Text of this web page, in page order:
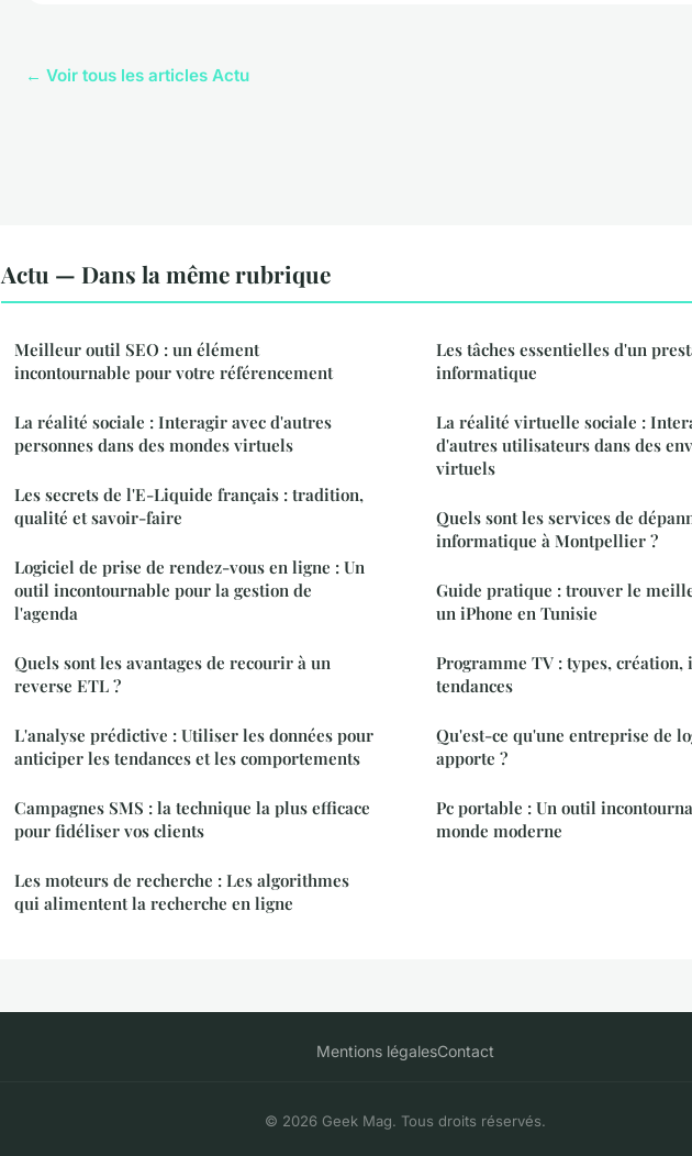
← Voir tous les articles Actu
Actu — Dans la même rubrique
Meilleur outil SEO : un élément
incontournable pour votre référencement
La réalité sociale : Interagir avec d'autres
personnes dans des mondes virtuels
Les secrets de l'E-Liquide français : tradition,
qualité et savoir-faire
Logiciel de prise de rendez-vous en ligne : Un
outil incontournable pour la gestion de
l'agenda
Quels sont les avantages de recourir à un
reverse ETL ?
L'analyse prédictive : Utiliser les données pour
anticiper les tendances et les comportements
Campagnes SMS : la technique la plus efficace
pour fidéliser vos clients
Les moteurs de recherche : Les algorithmes
qui alimentent la recherche en ligne
Les tâches essentielles d'un
informatique
La réalité virtuelle sociale :
d'autres utilisateurs dans des
virtuels
Quels sont les services de
informatique à Montpellier ?
Guide pratique : trouver le
un iPhone en Tunisie
Programme TV : types, création,
tendances
Qu'est-ce qu'une entreprise de
apporte ?
Pc portable : Un outil
monde moderne
Mentions légalesContact
© 2026 Geek Mag. Tous droits réservés.